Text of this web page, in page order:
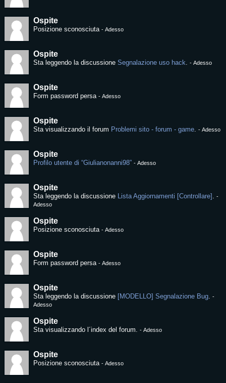
Ospite
Posizione sconosciuta - Adesso
Ospite
Sta leggendo la discussione Segnalazione uso hack. - Adesso
Ospite
Form password persa - Adesso
Ospite
Sta visualizzando il forum Problemi sito - forum - game. - Adesso
Ospite
Profilo utente di “Giulianonanni98” - Adesso
Ospite
Sta leggendo la discussione Lista Aggiornamenti [Controllare] . -
Adesso
Ospite
Posizione sconosciuta - Adesso
Ospite
Form password persa - Adesso
Ospite
Sta leggendo la discussione [MODELLO] Segnalazione Bug. -
Adesso
Ospite
Sta visualizzando l´index del forum. - Adesso
Ospite
Posizione sconosciuta - Adesso